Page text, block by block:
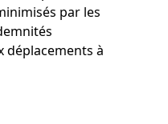
par les
déplacements à